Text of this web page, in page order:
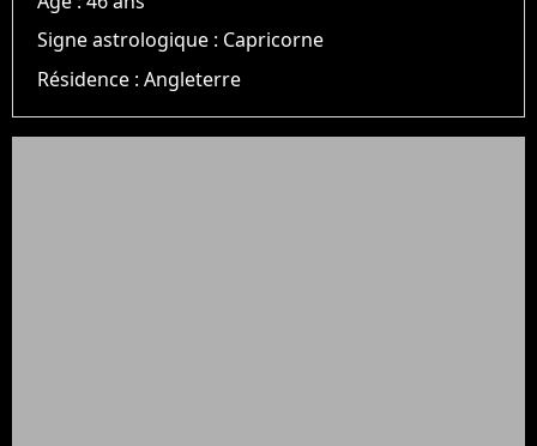
Signe astrologique : Capricorne
Résidence :Angleterre